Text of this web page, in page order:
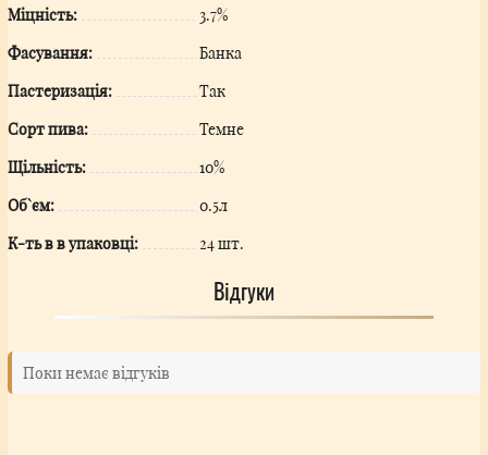
Міцність:
3.7%
Фасування:
Банка
Пастеризація:
Так
Сорт пива:
Темне
Щільність:
10%
Об`єм:
0.5л
К-ть в в упаковці:
24 шт.
Відгуки
Поки немає відгуків